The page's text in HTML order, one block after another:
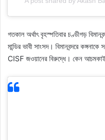
গতকাল অর্থাৎ বৃহস্পতিবার চণ্ডীগড়
মান্ডির ভাবী সাংসদ। বিমানবন্দরে
CISF জওয়ানের বিরুদ্ধে। কেন